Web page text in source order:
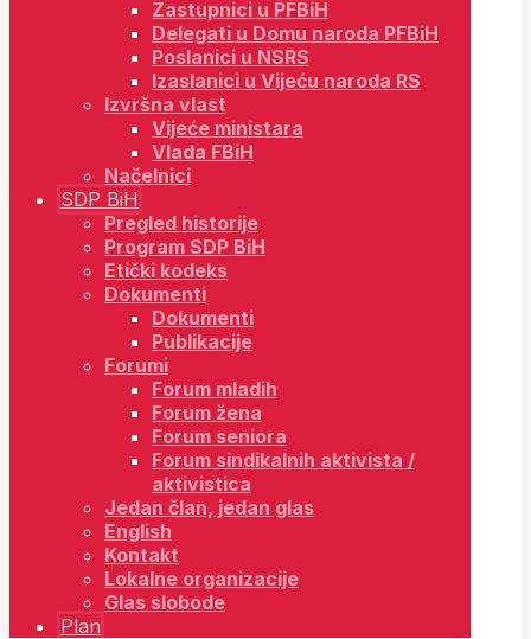
Zastupnici u PFBiH
Delegati u Domu naroda PFBiH
Poslanici u NSRS
Izaslanici u Vijeću naroda RS
Izvršna vlast
Vijeće ministara
Vlada FBiH
Načelnici
SDP BiH
Pregled historije
Program SDP BiH
Etički kodeks
Dokumenti
Dokumenti
Publikacije
Forumi
Forum mladih
Forum žena
Forum seniora
Forum sindikalnih aktivista /
aktivistica
Jedan član, jedan glas
English
Kontakt
Lokalne organizacije
Glas slobode
Plan